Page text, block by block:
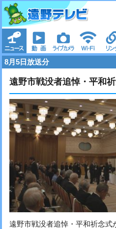
8月5日放送分
遠野市戦没者追悼・平和
遠野市戦没者追悼・平和祈念式